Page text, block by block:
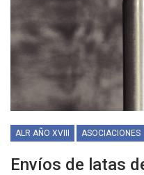
ALR AÑO XVIII ASOCIACIONES
Envíos de latas